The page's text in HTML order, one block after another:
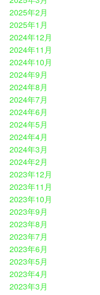
2025年2月
2025年1月
2024年12月
2024年11月
2024年10月
2024年9月
2024年8月
2024年7月
2024年6月
2024年5月
2024年4月
2024年3月
2024年2月
2023年12月
2023年11月
2023年10月
2023年9月
2023年8月
2023年7月
2023年6月
2023年5月
2023年4月
2023年3月